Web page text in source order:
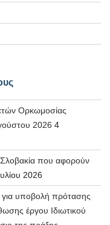
Ορκωμοσίας
2026 4
που αφορούν
2026
υποβολή πρότασης
έργου Ιδιωτικού